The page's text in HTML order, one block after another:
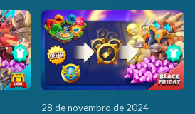
28 de novembro de 2024